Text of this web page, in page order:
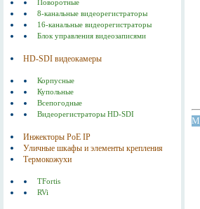
Поворотные
8-канальные видеорегистраторы
16-канальные видеорегистраторы
Блок управления видеозаписями
HD-SDI видеокамеры
Корпусные
Купольные
Всепогодные
Видеорегистраторы HD-SDI
Инжекторы РоЕ IP
Уличные шкафы и элементы крепления
Термокожухи
TFortis
RVi